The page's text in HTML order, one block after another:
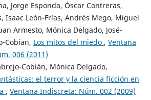
Jorge Esponda, Óscar Contreras,
Isaac León-Frías, Andrés Mego, Miguel
Armesto, Mónica Delgado, José-
Cobian, Los mitos del miedo , Ventana
006 (2011)
Cobián, Mónica Delgado,
el terror y la ciencia ficción en
, Ventana Indiscreta: Núm. 002 (2009)